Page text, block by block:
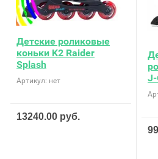
Детские роликовые
коньки K2 Raider
Splash
Артикул: нет
13240.00 руб.
J-